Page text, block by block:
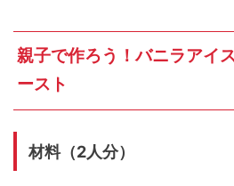
親子で作ろう！バニラアイ
ースト
材料（2人分）